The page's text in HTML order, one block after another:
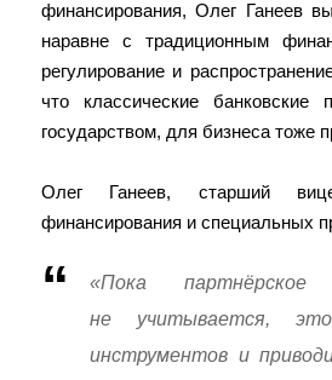
финансирования, Олег Ганеев
наравне с традиционным
регулирование и
что классические
государством, для бизнеса тоже
Олег Ганеев, старший вице-
финансирования и специальных
«Пока
не учитывается, это
инструментов и